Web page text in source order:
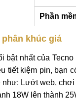
Phần
khúc giá
bật nhất của
tiết kiệm pin, bạn
Lướt web,
18W lên thành